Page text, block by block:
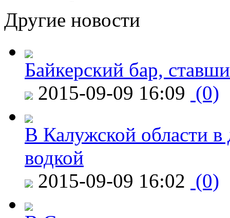
Другие новости
Байкерский бар,
2015-09-09 16:09 (0)
В Калужской области в
водкой
2015-09-09 16:02 (0)